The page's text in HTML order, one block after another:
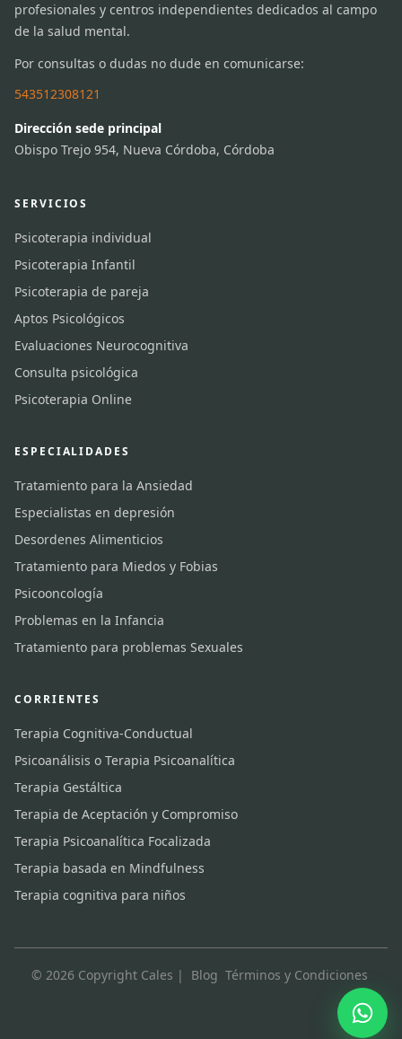
profesionales y centros independientes dedicados al campo
de la salud mental.
Por consultas o dudas no dude en comunicarse:
543512308121
Dirección sede principal
Obispo Trejo 954, Nueva Córdoba, Córdoba
SERVICIOS
Psicoterapia individual
Psicoterapia Infantil
Psicoterapia de pareja
Aptos Psicológicos
Evaluaciones Neurocognitiva
Consulta psicológica
Psicoterapia Online
ESPECIALIDADES
Tratamiento para la Ansiedad
Especialistas en depresión
Desordenes Alimenticios
Tratamiento para Miedos y Fobias
Psicooncología
Problemas en la Infancia
Tratamiento para problemas Sexuales
CORRIENTES
Terapia Cognitiva-Conductual
Psicoanálisis o Terapia Psicoanalítica
Terapia Gestáltica
Terapia de Aceptación y Compromiso
Terapia Psicoanalítica Focalizada
Terapia basada en Mindfulness
Terapia cognitiva para niños
© 2026 Copyright Cales | Blog Términos y Condiciones